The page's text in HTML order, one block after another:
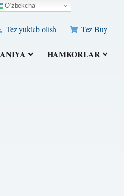
Tez yuklab olish Tez Buy
HAMKORLAR
O‘zbekcha